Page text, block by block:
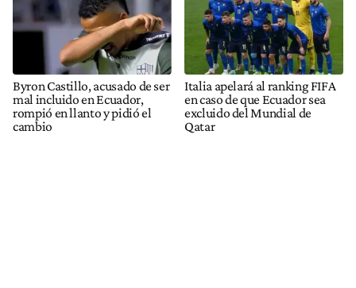
Byron Castillo, acusado de ser
mal incluido en Ecuador,
rompió en llanto y pidió el
cambio
Italia apelará al ranking FIFA
en caso de que Ecuador sea
excluido del Mundial de
Qatar